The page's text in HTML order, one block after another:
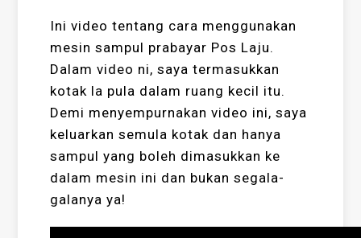
Ini video tentang cara menggunakan
mesin sampul prabayar Pos Laju.
Dalam video ni, saya termasukkan
kotak la pula dalam ruang kecil itu.
Demi menyempurnakan video ini, saya
keluarkan semula kotak dan hanya
sampul yang boleh dimasukkan ke
dalam mesin ini dan bukan segala-
galanya ya!